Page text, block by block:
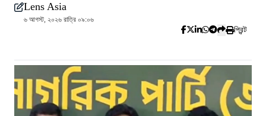
Lens Asia
৬ আগস্ট, ২০২৬ রাত্রি ০৯:০৬
প্রিন্ট